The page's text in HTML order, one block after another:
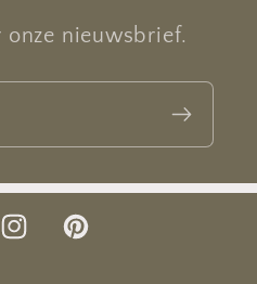
nieuwsbrief.
InstagramPinterest